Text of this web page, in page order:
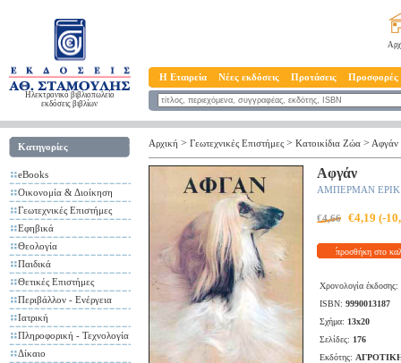
Ηλεκτρονικό βιβλιοπωλείο
εκδόσεις βιβλίων
Η Εταιρεία Νέες εκδόσεις Προτάσεις Προσφορές
Κατηγορίες
eBooks
Οικονομία & Διοίκηση
Γεωτεχνικές Επιστήμες
Εφηβικά
Θεολογία
Παιδικά
Θετικές Επιστήμες
Περιβάλλον - Ενέργεια
Ιατρική
Πληροφορική - Τεχνολογία
Δίκαιο
Αρχική > Γεωτεχνικές Επιστήμες > Κατοικίδια Ζώα > Αφγάν
Αφγάν
ΑΜΠΕΡΜΑΝ ΕΡΙΚ
€4,66 €4,19 (-
προσθήκη στο
Χρονολογία έκδοσης:
ISBN: 9990013187
Σχήμα: 13x20
Σελίδες: 176
Εκδότης: